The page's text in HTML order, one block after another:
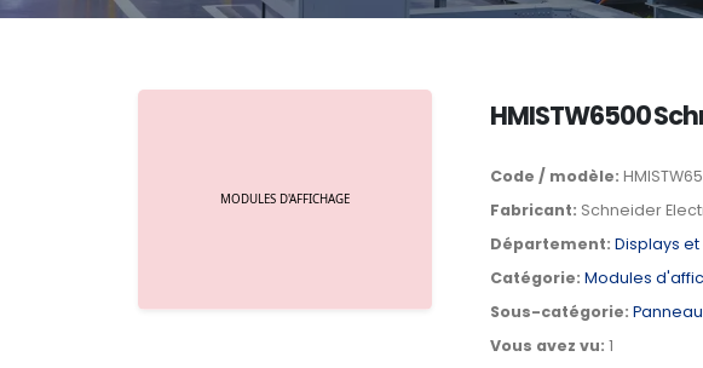
HMISTW6500
Code / modèle:
Fabricant: Schneider
Département: Displays
Catégorie: Modules
Sous-catégorie:
Vous avez vu: 1